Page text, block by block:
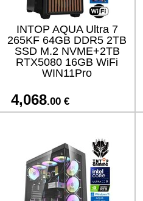
INTOP AQUA Ultra 7
265KF 64GB DDR5 2TB
SSD M.2 NVME+2TB
RTX5080 16GB WiFi
WIN11Pro
4,068.00 €